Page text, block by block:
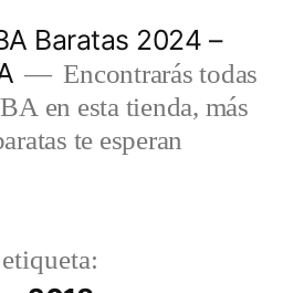
Baratas 2024 –
Encontrarás todas
en esta tienda, más
te esperan